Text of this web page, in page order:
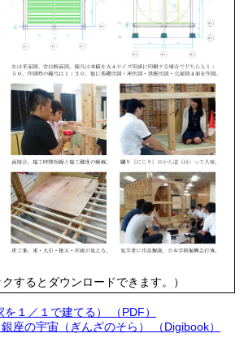
するとダウンロードできます。）
１／１で建てる） （PDF）
座の宇宙（ぎんざのそら） （Digibook）